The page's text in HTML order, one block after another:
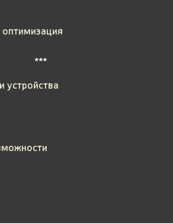
оптимизация
***
устройства